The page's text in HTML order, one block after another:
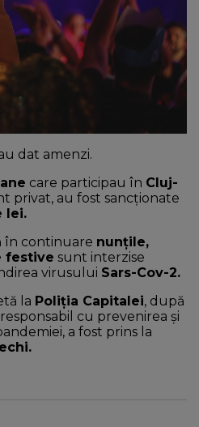
dat amenzi.
care participau în Cluj-
privat, au fost sancționate
lei.
în continuare nunțile,
festive sunt interzise
virusului Sars-Cov-2.
la Poliția Capitalei, după
cu prevenirea și
a fost prins la